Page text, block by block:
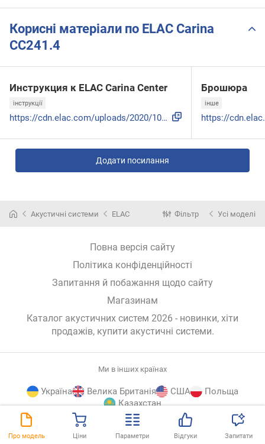
Про модель Ціни Параметри Відгуки Запитати
Корисні матеріали по ELAC Carina
CC241.4
Инструкция к ELAC Carina Center
інструкції
https://cdn.elac.com/uploads/2020/10/29095253/CARINA-Family...
Брошюра
інше
Додати посилання
Акустичні системи ELAC Фільтр Усі моделі
Повна версія сайту
Політика конфіденційності
Запитання й побажання щодо сайту
Магазинам
Каталог акустичних систем 2026 - новинки, хіти
продажів, купити акустичні системи.
Ми в інших країнах
Україна Велика Британія США
Польща
Казахстан
© E-Katalog, 2026 ВГОРУ